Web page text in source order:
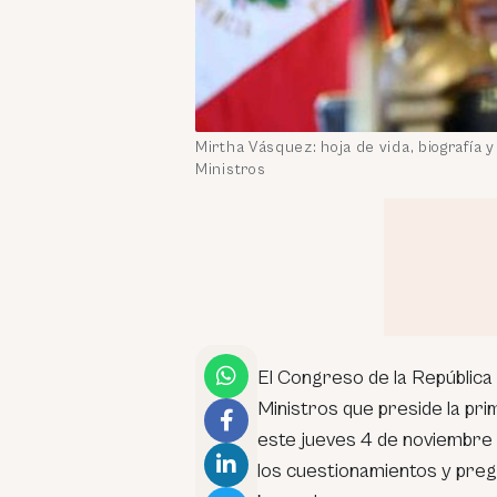
Mirtha Vásquez: hoja de vida,
Ministros
El Congreso de la
Ministros que preside la
este jueves 4 de
los cuestionamientos y